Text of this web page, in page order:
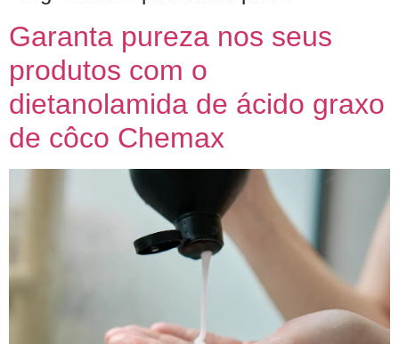
Garanta pureza nos seus
produtos com o
dietanolamida de ácido graxo
de côco Chemax